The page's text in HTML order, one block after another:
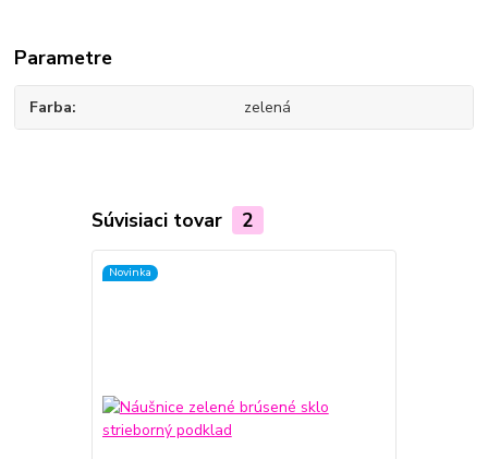
Parametre
Farba zelená
Súvisiaci tovar 2
Novinka